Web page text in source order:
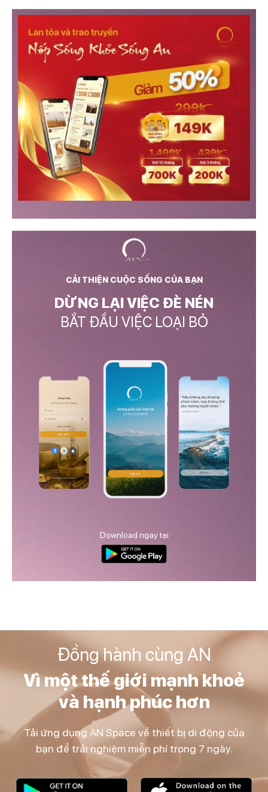
CẢI THIỆN CUỘC SỐNG CỦA BẠN
DỪNG LẠI VIỆC ĐÈ NÉN
BẮT ĐẦU VIỆC LOẠI BỎ
Download ngay tại
Đồng hành cùng AN
Vì một thế giới mạnh khoẻ
và hạnh phúc hơn
Tải ứng dụng AN Space về thiết bị di động của
bạn để trải nghiệm miễn phí trong 7 ngày.